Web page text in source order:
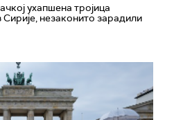
ухапшена тројица
Сирије, незаконито зарадили